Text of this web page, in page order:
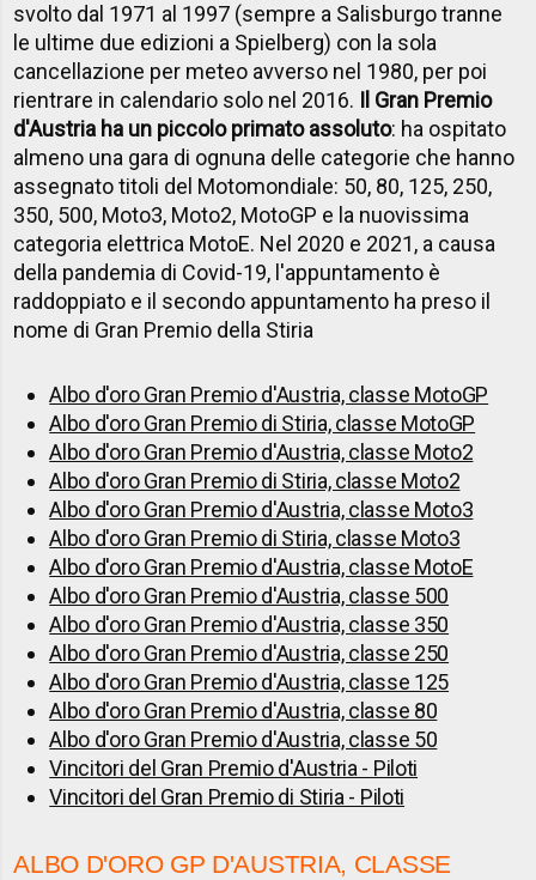
svolto dal 1971 al 1997 (sempre a Salisburgo tranne
le ultime due edizioni a Spielberg) con la sola
cancellazione per meteo avverso nel 1980, per poi
rientrare in calendario solo nel 2016. Il Gran Premio
d'Austria ha un piccolo primato assoluto: ha ospitato
almeno una gara di ognuna delle categorie che hanno
assegnato titoli del Motomondiale: 50, 80, 125, 250,
350, 500, Moto3, Moto2, MotoGP e la nuovissima
categoria elettrica MotoE. Nel 2020 e 2021, a causa
della pandemia di Covid-19, l'appuntamento è
raddoppiato e il secondo appuntamento ha preso il
nome di Gran Premio della Stiria
Albo d'oro Gran Premio d'Austria, classe MotoGP
Albo d'oro Gran Premio di Stiria, classe MotoGP
Albo d'oro Gran Premio d'Austria, classe Moto2
Albo d'oro Gran Premio di Stiria, classe Moto2
Albo d'oro Gran Premio d'Austria, classe Moto3
Albo d'oro Gran Premio di Stiria, classe Moto3
Albo d'oro Gran Premio d'Austria, classe MotoE
Albo d'oro Gran Premio d'Austria, classe 500
Albo d'oro Gran Premio d'Austria, classe 350
Albo d'oro Gran Premio d'Austria, classe 250
Albo d'oro Gran Premio d'Austria, classe 125
Albo d'oro Gran Premio d'Austria, classe 80
Albo d'oro Gran Premio d'Austria, classe 50
Vincitori del Gran Premio d'Austria - Piloti
Vincitori del Gran Premio di Stiria - Piloti
ALBO D'ORO GP D'AUSTRIA, CLASSE